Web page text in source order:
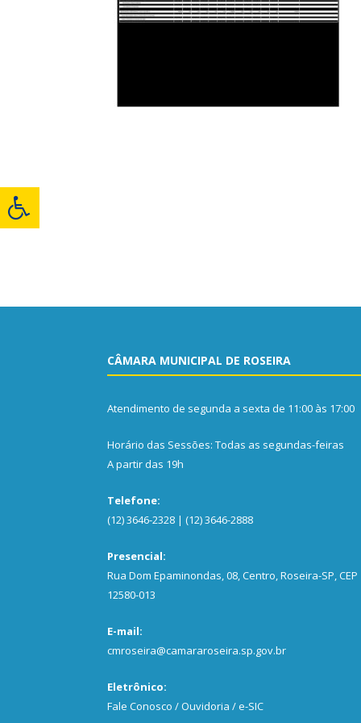
CÂMARA MUNICIPAL DE ROSEIRA
Atendimento de segunda a sexta de 11:00 às 17:00
Horário das Sessões: Todas as segundas-feiras
A partir das 19h
Telefone:
(12) 3646-2328 | (12) 3646-2888
Presencial:
Rua Dom Epaminondas, 08, Centro, Roseira-SP, CEP
12580-013
E-mail:
cmroseira@camararoseira.sp.gov.br
Eletrônico:
Fale Conosco / Ouvidoria / e-SIC